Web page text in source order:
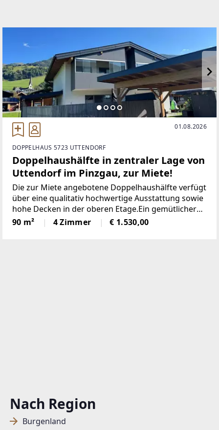
Nach Region
Burgenland
01.08.2026
DOPPELHAUS 5723 UTTENDORF
Doppelhaushälfte in zentraler Lage von
Uttendorf im Pinzgau, zur Miete!
Die zur Miete angebotene Doppelhaushälfte verfügt
über eine qualitativ hochwertige Ausstattung sowie
hohe Decken in der oberen Etage.Ein gemütlicher
Wohn-/Essbereich mit Holzparkettboden und
offener Küche sorgt für ein behagliches Ambiente.
90 m² 4 Zimmer € 1.530,00